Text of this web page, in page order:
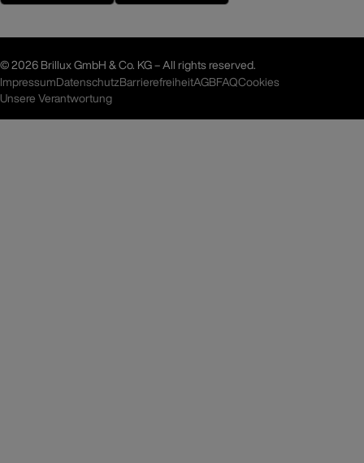
©2026 Brillux GmbH & Co. KG – All rights reserved.
ImpressumDatenschutzBarrierefreiheitAGBFAQCookies
Unsere Verantwortung